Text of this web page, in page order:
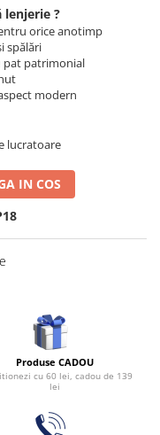
lenjerie ?
orice anotimp
spălări
pat patrimonial
modern
lucratoare
IN COS
Produse CADOU
cu 60 lei, cadou de 139
lei